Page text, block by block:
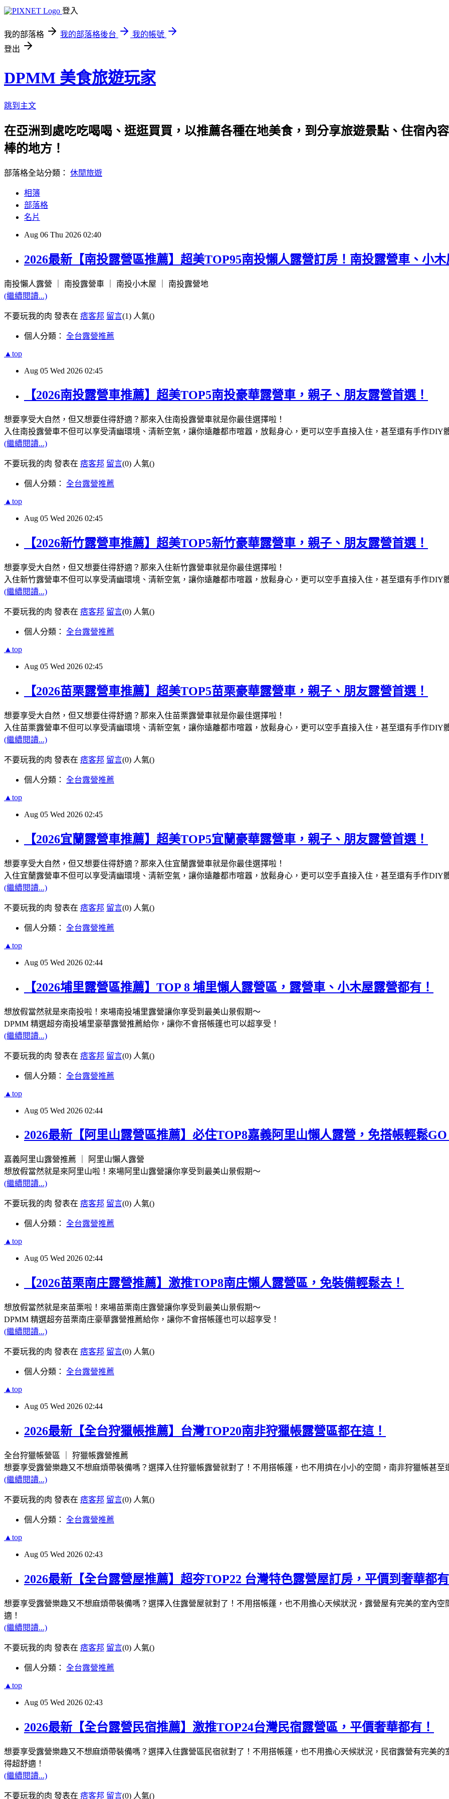
登入
我的部落格 我的部落格後台
我的帳號
登出
DPMM 美食旅遊玩家
跳到主文
在亞洲到處吃吃喝喝、逛逛買買，以推薦各種在地美食，到分享旅遊景點、住宿內
棒的地方！
部落格全站分類： 休閒旅遊
相簿
部落格
名片
Aug 06 Thu 2026 02:40
2026最新【南投露營區推薦】超美TOP95南投懶人露營訂房！南投露營車、小
南投懶人露營 ｜ 南投露營車 ｜ 南投小木屋 ｜ 南投露營地
(繼續閱讀...)
不要玩我的肉 發表在 痞客邦 留言(1) 人氣()
個人分類： 全台露營推薦
▲top
Aug 05 Wed 2026 02:45
【2026南投露營車推薦】超美TOP5南投豪華露營車，親子、朋友露營首選！
想要享受大自然，但又想要住得舒適？那來入住南投露營車就是你最佳選擇啦！
入住南投露營車不但可以享受清幽環境、清新空氣，讓你遠離都市喧囂，放鬆身心，更可以空手直接入住，甚至還有手作DIY
(繼續閱讀...)
不要玩我的肉 發表在 痞客邦 留言(0) 人氣()
個人分類： 全台露營推薦
▲top
Aug 05 Wed 2026 02:45
【2026新竹露營車推薦】超美TOP5新竹豪華露營車，親子、朋友露營首選！
想要享受大自然，但又想要住得舒適？那來入住新竹露營車就是你最佳選擇啦！
入住新竹露營車不但可以享受清幽環境、清新空氣，讓你遠離都市喧囂，放鬆身心，更可以空手直接入住，甚至還有手作DIY
(繼續閱讀...)
不要玩我的肉 發表在 痞客邦 留言(0) 人氣()
個人分類： 全台露營推薦
▲top
Aug 05 Wed 2026 02:45
【2026苗栗露營車推薦】超美TOP5苗栗豪華露營車，親子、朋友露營首選！
想要享受大自然，但又想要住得舒適？那來入住苗栗露營車就是你最佳選擇啦！
入住苗栗露營車不但可以享受清幽環境、清新空氣，讓你遠離都市喧囂，放鬆身心，更可以空手直接入住，甚至還有手作DIY
(繼續閱讀...)
不要玩我的肉 發表在 痞客邦 留言(0) 人氣()
個人分類： 全台露營推薦
▲top
Aug 05 Wed 2026 02:45
【2026宜蘭露營車推薦】超美TOP5宜蘭豪華露營車，親子、朋友露營首選！
想要享受大自然，但又想要住得舒適？那來入住宜蘭露營車就是你最佳選擇啦！
入住宜蘭露營車不但可以享受清幽環境、清新空氣，讓你遠離都市喧囂，放鬆身心，更可以空手直接入住，甚至還有手作DIY
(繼續閱讀...)
不要玩我的肉 發表在 痞客邦 留言(0) 人氣()
個人分類： 全台露營推薦
▲top
Aug 05 Wed 2026 02:44
【2026埔里露營區推薦】TOP 8 埔里懶人露營區，露營車、小木屋露營都有！
想放假當然就是來南投啦！來場南投埔里露營讓你享受到最美山景假期～
DPMM 精選超夯南投埔里豪華露營推薦給你，讓你不會搭帳篷也可以超享受！
(繼續閱讀...)
不要玩我的肉 發表在 痞客邦 留言(0) 人氣()
個人分類： 全台露營推薦
▲top
Aug 05 Wed 2026 02:44
2026最新【阿里山露營區推薦】必住TOP8嘉義阿里山懶人露營，免搭帳輕鬆
嘉義阿里山露營推薦 ｜ 阿里山懶人露營
想放假當然就是來阿里山啦！來場阿里山露營讓你享受到最美山景假期～
(繼續閱讀...)
不要玩我的肉 發表在 痞客邦 留言(0) 人氣()
個人分類： 全台露營推薦
▲top
Aug 05 Wed 2026 02:44
【2026苗栗南庄露營推薦】激推TOP8南庄懶人露營區，免裝備輕鬆去！
想放假當然就是來苗栗啦！來場苗栗南庄露營讓你享受到最美山景假期～
DPMM 精選超夯苗栗南庄豪華露營推薦給你，讓你不會搭帳篷也可以超享受！
(繼續閱讀...)
不要玩我的肉 發表在 痞客邦 留言(0) 人氣()
個人分類： 全台露營推薦
▲top
Aug 05 Wed 2026 02:44
2026最新【全台狩獵帳推薦】台灣TOP20南非狩獵帳露營區都在這！
全台狩獵帳營區 ｜ 狩獵帳露營推薦
想要享受露營樂趣又不想麻煩帶裝備嗎？選擇入住狩獵帳露營就對了！不用搭帳篷，也不用擠在小小的空間，南非狩獵帳甚
(繼續閱讀...)
不要玩我的肉 發表在 痞客邦 留言(0) 人氣()
個人分類： 全台露營推薦
▲top
Aug 05 Wed 2026 02:43
2026最新【全台露營屋推薦】超夯TOP22 台灣特色露營屋訂房，平價到奢華都
想要享受露營樂趣又不想麻煩帶裝備嗎？選擇入住露營屋就對了！不用搭帳篷，也不用擔心天候狀況，露營屋有完美的室內
適！
(繼續閱讀...)
不要玩我的肉 發表在 痞客邦 留言(0) 人氣()
個人分類： 全台露營推薦
▲top
Aug 05 Wed 2026 02:43
2026最新【全台露營民宿推薦】激推TOP24台灣民宿露營區，平價奢華都有！
想要享受露營樂趣又不想麻煩帶裝備嗎？選擇入住露營區民宿就對了！不用搭帳篷，也不用擔心天候狀況，民宿露營有完美
得超舒適！
(繼續閱讀...)
不要玩我的肉 發表在 痞客邦 留言(0) 人氣()